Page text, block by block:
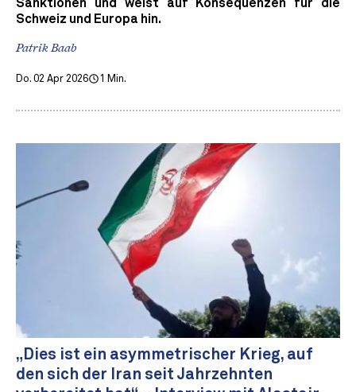
Sanktionen und weist auf Konsequenzen für die
Schweiz und Europa hin.
Patrik Baab
Do. 02 Apr 2026 1 Min.
„Dies ist ein asymmetrischer Krieg, auf
den sich der Iran seit Jahrzehnten